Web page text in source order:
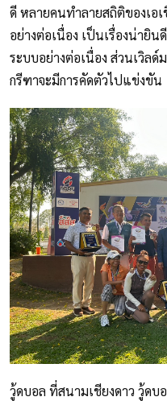
ดี หลายคนทำลายสถิติของเอ
อย่างต่อเนื่อง เป็นเรื่องน่ายิ
ระบบอย่างต่อเนื่อง ส่วนเวิล
กรีฑาจะมีการคัดตัวไปแข่งขัน
วู้ดบอล ที่สนามเชียงดาว วู้ดบ